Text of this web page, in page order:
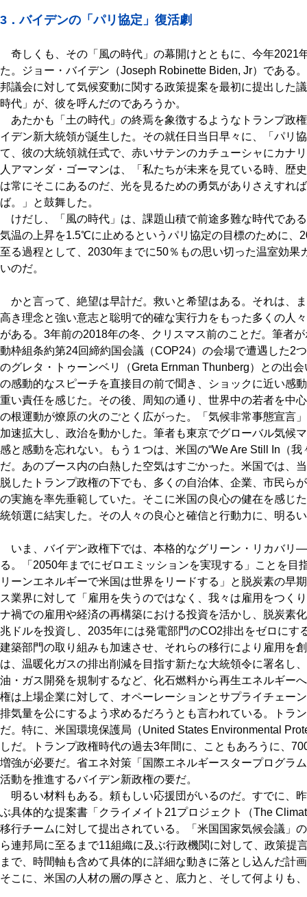
3．バイデンの「パリ協定」復活劇
奇しくも、その「風の時代」の幕開けとともに、今年2021
た。ジョー・バイデン（Joseph Robinette Biden, Jr）である
邦議会に対して気候変動に関する政策提案を最初に提出した
時代」が、彼を呼んだのであろうか。
あたかも「土の時代」の終焉を象徴するようなトランプ政
イデン新大統領が誕生した。その就任日当日早々に、「パリ
て、彼の大統領就任式で、赤いサテンのカチューシャにカナ
人アマンダ・ゴーマンは、「私たちが未来を見ている時、歴
は常にそこにあるのだ、光を見るための勇気がありさえすれ
ば。」と鼓舞した。
けだし、「風の時代」は、課題山積で前途多難な時代であ
気温の上昇を1.5℃に止めるというパリ協定の目標のために、
至る過程として、2030年までに50％もの思い切った温室効果
いのだ。
かと言って、絶望は早計だ。救いと希望はある。それは、
高き理念と強い意志と聡明で的確な実行力をもった多くの人
がある。3年前の2018年の冬、クリスマス前のことだ。筆者
動枠組条約第24回締約国会議（COP24）の会場で遭遇した2
のグレタ・トゥーンベリ（Greta Ernman Thunberg）との出
の感動的なスピーチを直接目の前で聞き、ショックに近い感
重い責任を感じた。その後、周知の通り、世界中の若者を中
の根運動が燎原の火のごとく広がった。「気候非常事態宣言
加速拡大し、政治を動かした。筆者も東京でグローバル気候
感と感動を忘れない。もう１つは、米国の“We Are Still In（
だ。あのブース内の白熱した空気はすごかった。米国では、
脱したトランプ政権の下でも、多くの自治体、企業、市民ら
の実施を率先垂範していた。そこに米国の良心の健在を感じ
統領選に結実した。その人々の良心と確信と行動力に、明る
いま、バイデン政権下では、本格的なグリーン・リカバリ
る。「2050年までにゼロエミッションを実現する」ことを目
リーンエネルギーで米国は世界をリードする」と脱炭素の早
ス業界に対して「雇用を失うのではなく、我々は雇用をつく
ナ禍での雇用や経済の再構築における投資を活かし、脱炭素
兆ドルを投資し、2035年には発電部門のCO2排出をゼロにす
建築部門の取り組みも加速させ、それらの移行により雇用を
は、温暖化ガスの排出削減を目指す新たな大統領令に署名し
油・ガス開発を規制するなど、化石燃料から再生エネルギー
権は上場企業に対して、オペーレーションとサプライチェー
排気量を公にするよう求めるだろうとも言われている。トラ
だ。特に、米国環境保護局（United States Environmental
しだ。トランプ政権時代の過去3年間に、こともあろうに、
増強が必要だ。省エネ対策「国際エネルギースタープログラ
活動を推進するバイデン新政権の要だ。
明るい材料もある。頼もしい応援団がいるのだ。すでに、
ぶ具体的な提案書「クライメイト21プロジェクト（The
移行チームに対して提出されている。「米国国家気候会議」
ら連邦局に至るまで11組織に及ぶ行政機関に対して、政策提
まで、時間軸も含めて具体的に詳細な動きに落とし込んだ計
そこに、米国の人材の層の厚さと、底力と、そして何よりも